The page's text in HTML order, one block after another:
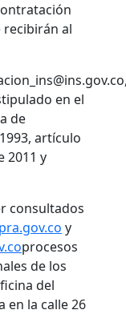
recibirán al
en el
de
artículo
2011 y
consultados
y
procesos
de los
del
en la calle 26